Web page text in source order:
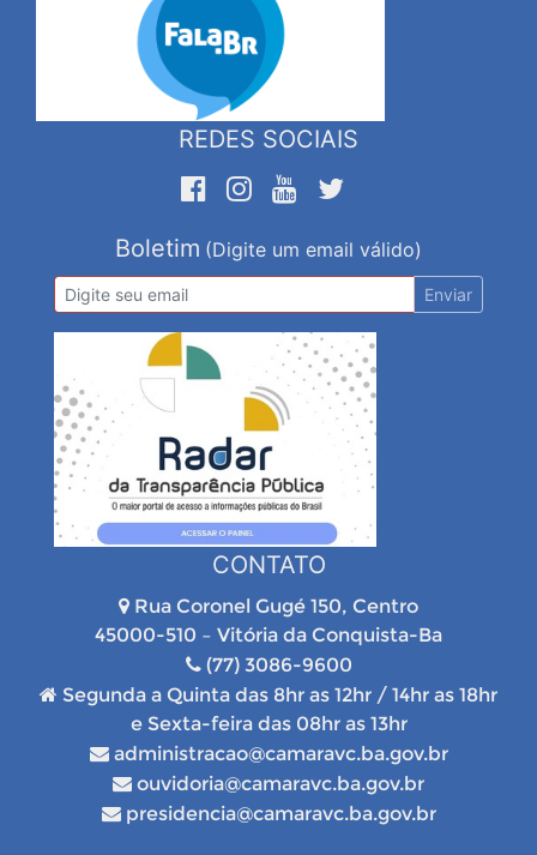
REDES SOCIAIS
Boletim (Digite um email válido)
Enviar
CONTATO
Rua Coronel Gugé 150, Centro
45000-510 – Vitória da Conquista-Ba
(77) 3086-9600
Segunda a Quinta das 8hr as 12hr / 14hr as 18hr
e Sexta-feira das 08hr as 13hr
administracao@camaravc.ba.gov.br
ouvidoria@camaravc.ba.gov.br
presidencia@camaravc.ba.gov.br